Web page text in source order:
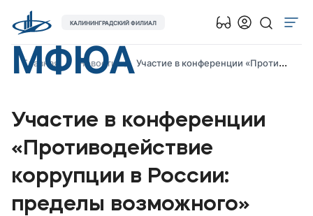
МФЮА
КАЛИНИНГРАДСКИЙ ФИЛИАЛ
Об университете
Абитуриенту
Наука
Главная Новости Участие в конференции «Противодействие коррупции в России: пределы возможного»
Участие в конференции
«Противодействие
коррупции в России:
пределы возможного»